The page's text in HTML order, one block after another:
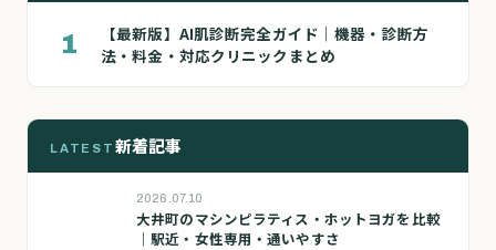
1
【最新版】AI肌診断完全ガイド｜機器・診断方
法・料金・対応クリニックまとめ
LATEST 新着記事
2026.07.10
大井町のマシンピラティス・ホットヨガを比較
｜駅近・女性専用・通いやすさ